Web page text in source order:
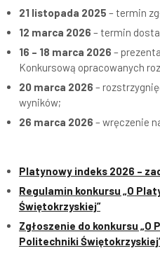
21 listopada 2025 – termin
12 marca 2026 – termin
16 – 18 marca 2026 –
Konkursową opracowanych
20 marca 2026 –
wyników;
26 marca 2026 – wręczenie
Platynowy indeks 2026 –
Regulamin konkursu „O
Świętokrzyskiej”
Zgłoszenie do konkursu „O
Politechniki